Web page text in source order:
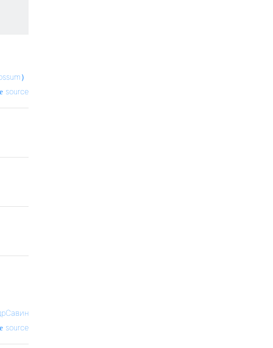
）
source
source